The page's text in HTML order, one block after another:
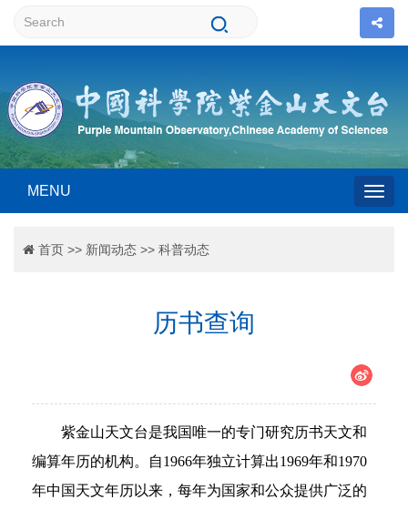
MENU
首页 >> 新闻动态 >> 科普动态
历书查询
紫金山天文台是我国唯一的专门研究历书天文和
编算年历的机构。自1966年独立计算出1969年和1970
年中国天文年历以来，每年为国家和公众提供广泛的